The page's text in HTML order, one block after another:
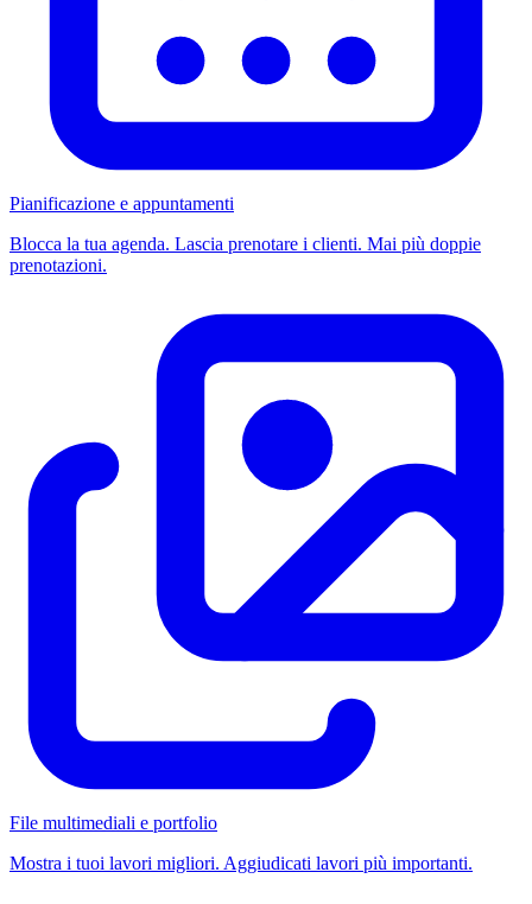
Pianificazione e appuntamenti
Blocca la tua agenda. Lascia prenotare i clienti. Mai più doppie
prenotazioni.
File multimediali e portfolio
Mostra i tuoi lavori migliori. Aggiudicati lavori più importanti.